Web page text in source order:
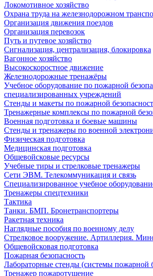
Локомотивное хозяйство
Охрана труда на железнодорожном
Организация движения поездов
Организация перевозок
Путь и путевое хозяйство
Сигнализация, централизация, блокировка
Вагонное хозяйство
Высокоскоростное движение
Железнодорожные тренажёры
Учебное оборудование по пожарной
специализированных учреждений
Стенды и макеты по пожарной
Тренажерные комплексы по пожарной
Военная подготовка и боевые машины
Стенды и тренажеры по военной
Физическая подготовка
Медицинская подготовка
Общевойсковые ресурсы
Учебные тиры и стрелковые тренажеры
Сети ЭВМ. Телекоммуникация и связь
Специализированное учебное
Тренажеры спецтехники
Тактика
Танки. БМП. Бронетранспортеры
Ракетная техника
Наглядные пособия по военному делу
Стрелковое вооружение. Артиллерия.
Общевойсковая подготовка
Пожарная безопасность
Лабораторные стенды (системы пожарной
Тренажер пожаротушение